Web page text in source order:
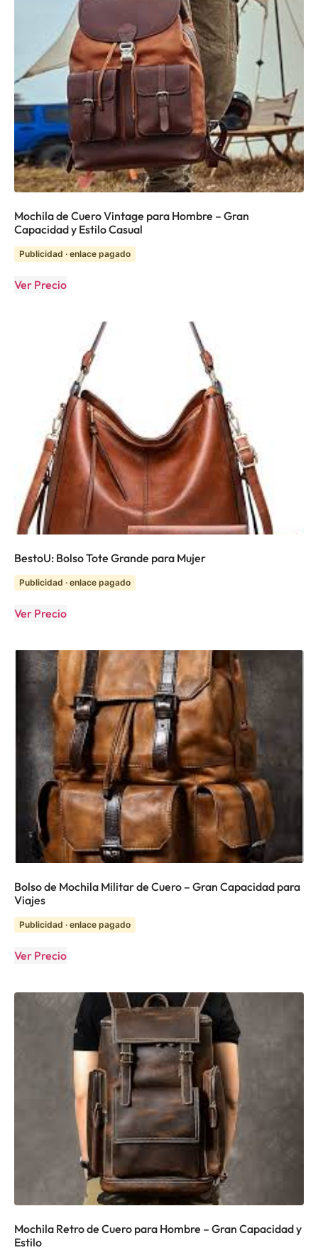
Mochila de Cuero Vintage para Hombre – Gran
Capacidad y Estilo Casual
Publicidad · enlace pagado
Ver Precio
BestoU: Bolso Tote Grande para Mujer
Publicidad · enlace pagado
Ver Precio
Bolso de Mochila Militar de Cuero – Gran Capacidad para
Viajes
Publicidad · enlace pagado
Ver Precio
Mochila Retro de Cuero para Hombre – Gran Capacidad y
Estilo